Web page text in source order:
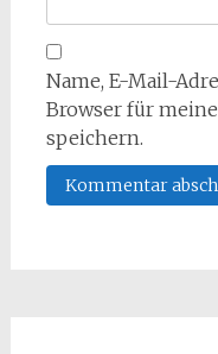
Name, E-Mail-
Browser für
speichern.